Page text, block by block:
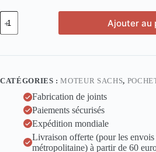
quantité
de
Sachs
175
pochette
Ajouter au
CATÉGORIES :MOTEUR SACHS,
Fabrication de joints
Paiements sécurisés
Expédition mondiale
Livraison offerte (pour les envois
métropolitaine) à partir de 60